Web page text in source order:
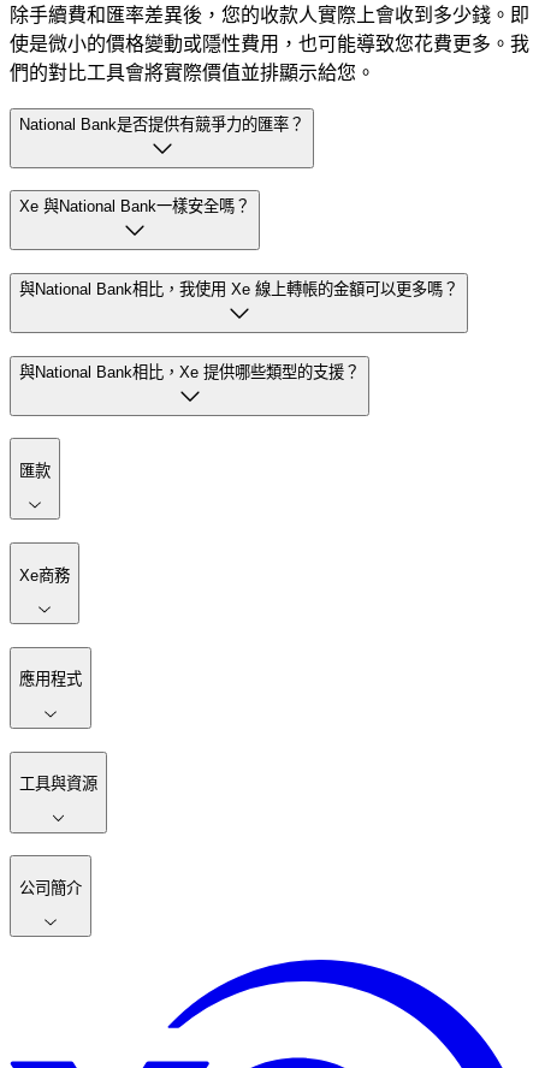
除手續費和匯率差異後，您的收款人實際上會收到多少錢。即
使是微小的價格變動或隱性費用，也可能導致您花費更多。我
們的對比工具會將實際價值並排顯示給您。
National Bank是否提供有競爭力的匯率？
Xe 與National Bank一樣安全嗎？
與National Bank相比，我使用 Xe 線上轉帳的金額可以更多嗎？
與National Bank相比，Xe 提供哪些類型的支援？
匯款
Xe商務
應用程式
工具與資源
公司簡介